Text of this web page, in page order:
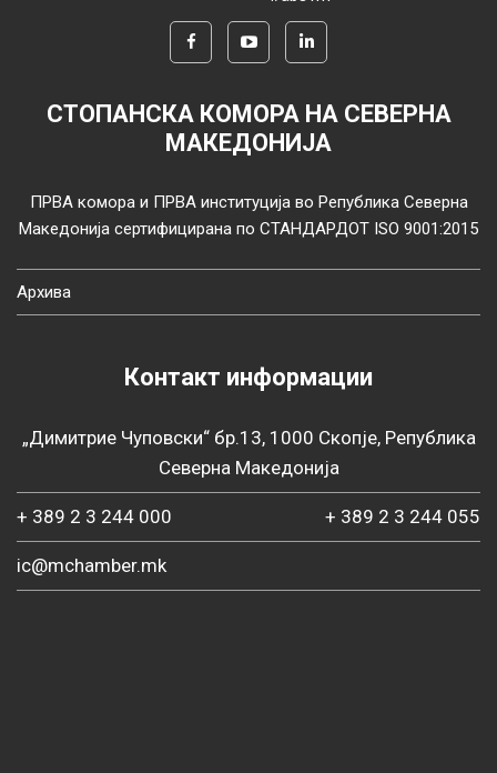
СТОПАНСКА КОМОРА НА СЕВЕРНА
МАКЕДОНИЈА
ПРВА комора и ПРВА институција во Република Северна
Македонија сертифицирана по СТАНДАРДОТ ISO 9001:2015
Архива
Контакт информации
„Димитрие Чуповски“ бр.13, 1000 Скопје, Република
Северна Македонија
+ 389 2 3 244 000 + 389 2 3 244 055
ic@mchamber.mk